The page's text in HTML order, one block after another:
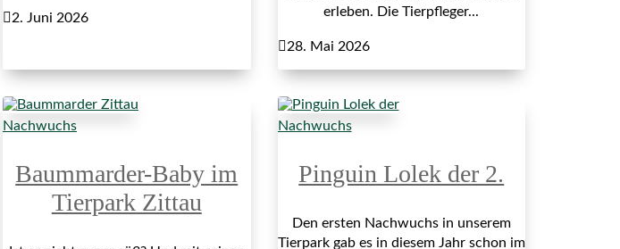
2. Juni 2026
erleben. Die Tierpfleger...
28. Mai 2026
Nachwuchs
Baummarder-Baby im
Tierpark Zittau
Nachwuchs
Pinguin Lolek der 2.
Den ersten Nachwuchs in unserem
Tierpark gab es in diesem Jahr schon im